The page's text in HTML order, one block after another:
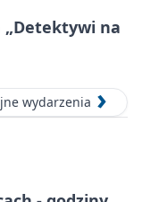
„Detektywi na
wydarzenia